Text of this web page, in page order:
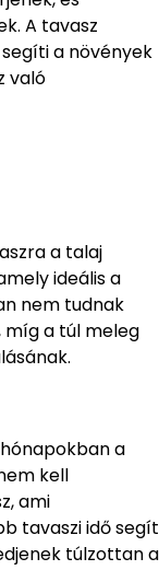
A tavasz
a növények
való
a talaj
ideális a
nem tudnak
míg a túl meleg
a
kell
ami
tavaszi idő segít
túlzottan a